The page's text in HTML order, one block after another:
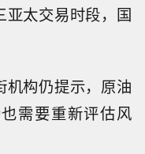
亚太交易时段，国
机构仍提示，原油
需要重新评估风